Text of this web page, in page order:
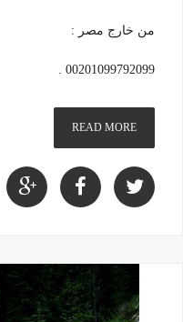
من خارج مصر :
00201099792099 .
READ MORE